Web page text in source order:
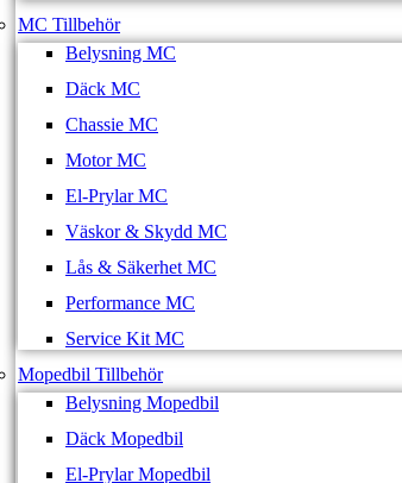
MC Tillbehör
Belysning MC
Däck MC
Chassie MC
Motor MC
El-Prylar MC
Väskor & Skydd MC
Lås & Säkerhet MC
Performance MC
Service Kit MC
Mopedbil Tillbehör
Belysning Mopedbil
Däck Mopedbil
El-Prylar Mopedbil